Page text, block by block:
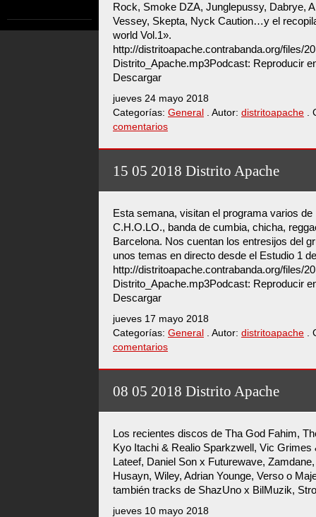
Rock, Smoke DZA, Junglepussy, Dabrye,
Vessey, Skepta, Nyck Caution…y el
world Vol.1».
http://distritoapache.contrabanda.org/files/
Distrito_Apache.mp3Podcast: Reproducir
Descargar
jueves 24 mayo 2018
Categorías: General . Autor: distritoapache .
comentarios
15 05 2018 Distrito Apache
Esta semana, visitan el programa varios
C.H.O.LO., banda de cumbia, chicha,
Barcelona. Nos cuentan los entresijos del
unos temas en directo desde el Estudio 1
http://distritoapache.contrabanda.org/files/
Distrito_Apache.mp3Podcast: Reproducir
Descargar
jueves 17 mayo 2018
Categorías: General . Autor: distritoapache .
comentarios
08 05 2018 Distrito Apache
Los recientes discos de Tha God Fahim,
Kyo Itachi & Realio Sparkzwell, Vic Grimes
Lateef, Daniel Son x Futurewave,
Husayn, Wiley, Adrian Younge, Verso o
también tracks de ShazUno x BilMuzik,
jueves 10 mayo 2018